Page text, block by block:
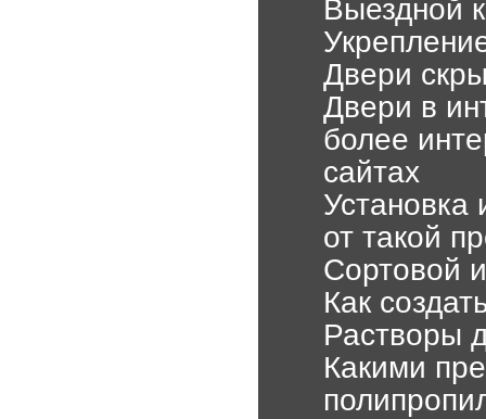
Выездной
Двери
Двери в
более
сайтах
Установка
от такой
Сортовой
Как
Растворы
Какими